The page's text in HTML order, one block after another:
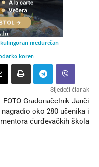
goran međurečan
darko koren
Sljedeći članak
FOTO Gradonačelnik Janči
nagradio oko 280 učenika i
mentora đurđevačkih škola